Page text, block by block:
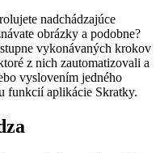
nadchádzajúce
obrázky a podobne?
vykonávaných krokov
z nich zautomatizovali a
vyslovením jedného
funkcií aplikácie Skratky.